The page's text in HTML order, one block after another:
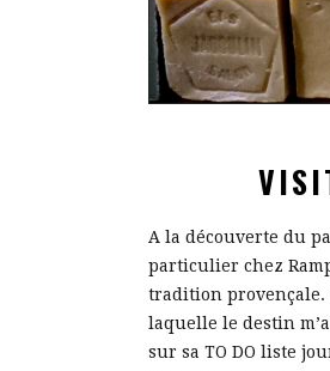
A la découverte du
particulier chez
tradition provençale.
laquelle le destin
sur sa TO DO liste